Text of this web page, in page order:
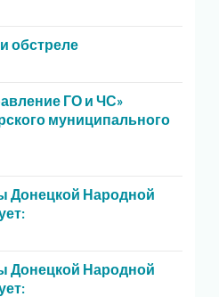
обстреле
ГО и ЧС»
муниципального
Донецкой Народной
Донецкой Народной